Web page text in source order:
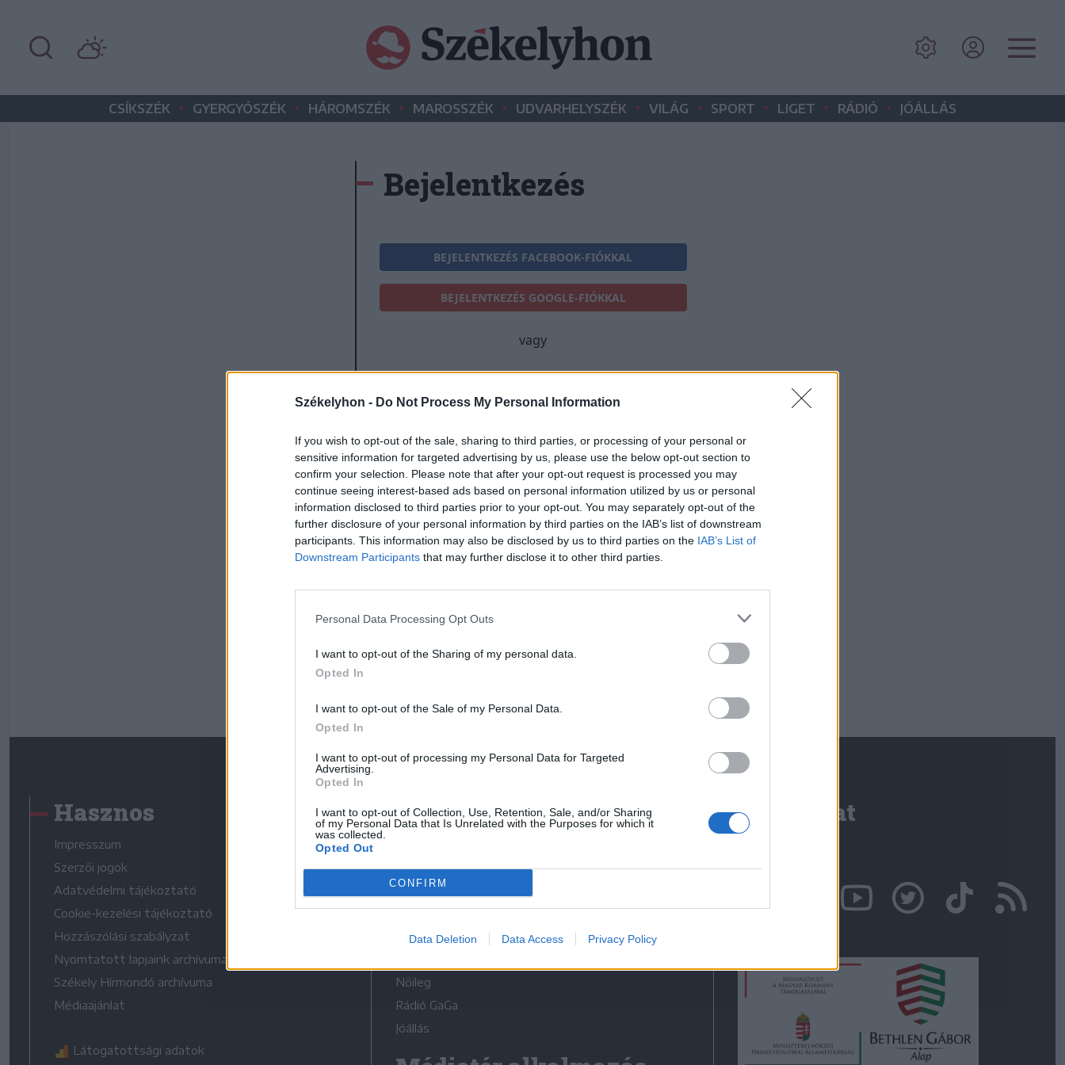
Székelyhon - Do Not Process My Personal Information
If you wish to opt-out of the sale, sharing to third parties, or processing of your personal or
sensitive information for targeted advertising by us, please use the below opt-out section to
confirm your selection. Please note that after your opt-out request is processed you may
continue seeing interest-based ads based on personal information utilized by us or personal
information disclosed to third parties prior to your opt-out. You may separately opt-out of the
further disclosure of your personal information by third parties on the IAB’s list of downstream
participants. This information may also be disclosed by us to third parties on the IAB’s List of
Downstream Participants that may further disclose it to other third parties.
Personal Data Processing Opt Outs
I want to opt-out of the Sharing of my personal data.
Opted In
I want to opt-out of the Sale of my Personal Data.
Opted In
I want to opt-out of processing my Personal Data for Targeted
Advertising.
Opted In
I want to opt-out of Collection, Use, Retention, Sale, and/or Sharing
of my Personal Data that Is Unrelated with the Purposes for which it
was collected.
Opted Out
CONFIRM
Data Deletion Data Access Privacy Policy
CSÍKSZÉK • GYERGYÓSZÉK • HÁROMSZÉK • MAROSSZÉK • UDVARHELYSZÉK • VILÁG • SPORT • LIGET • RÁDIÓ • JÓÁLLÁS
Bejelentkezés
BEJELENTKEZÉS FACEBOOK-FIÓKKAL
BEJELENTKEZÉS GOOGLE-FIÓKKAL
vagy
E-mail-cím
Jelszó
Elfelejtette a jelszavát?
BEJELENTKEZÉS
Hasznos
Impresszum
Szerzői jogok
Adatvédelmi tájékoztató
Cookie-kezelési tájékoztató
Hozzászólási szabályzat
Nyomtatott lapjaink archívuma
Székely Hírmondó archívuma
Médiaajánlat
Látogatottsági adatok
Médiatér
Liget
Krónika
Bihari Napló
Erdélyi Napló
Nőileg
Rádió GaGa
Jóállás
Kapcsolat